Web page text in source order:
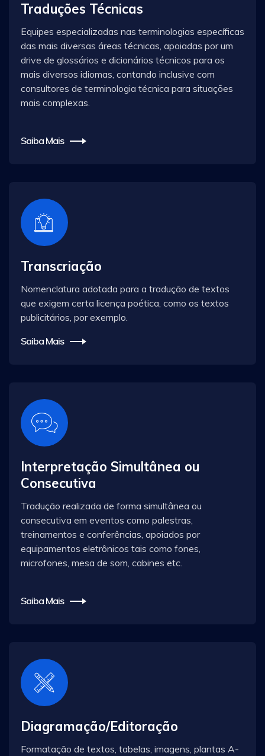
Traduções Técnicas
Equipes especializadas nas terminologias específicas
das mais diversas áreas técnicas, apoiadas por um
drive de glossários e dicionários técnicos para os
mais diversos idiomas, contando inclusive com
consultores de terminologia técnica para situações
mais complexas.
Saiba Mais
Transcriação
Nomenclatura adotada para a tradução de textos
que exigem certa licença poética, como os textos
publicitários, por exemplo.
Saiba Mais
Interpretação Simultânea ou
Consecutiva
Tradução realizada de forma simultânea ou
consecutiva em eventos como palestras,
treinamentos e conferências, apoiados por
equipamentos eletrônicos tais como fones,
microfones, mesa de som, cabines etc.
Saiba Mais
Diagramação/Editoração
Formatação de textos, tabelas, imagens, plantas A-